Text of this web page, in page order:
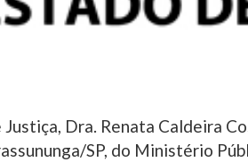
Dra. Renata Caldeira
SP, do Ministério